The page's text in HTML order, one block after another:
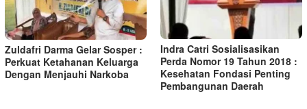
Zuldafri Darma Gelar Sosper :
Perkuat Ketahanan Keluarga
Dengan Menjauhi Narkoba
Indra Catri Sosialisasikan
Perda Nomor 19 Tahun 2018 :
Kesehatan Fondasi Penting
Pembangunan Daerah